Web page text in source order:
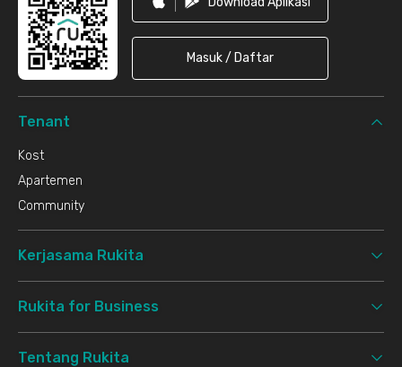
Masuk / Daftar
Tenant
Kost
Apartemen
Community
Kerjasama Rukita
Rukita for Business
Tentang Rukita